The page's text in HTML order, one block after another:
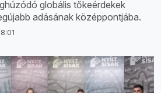
globális tőkeérdekek
adásának középpontjába.